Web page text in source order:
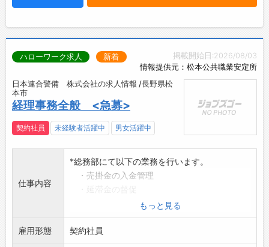
掲載開始日:2026/08/03
情報提供元：松本公共職業安定所
ハローワーク求人 新着
日本連合警備 株式会社の求人情報 /長野県松
本市
経理事務全般 <急募>
契約社員 未経験者活躍中 男女活躍中
仕事内容
*総務部にて以下の業務を行います。
・売掛金の入金管理
・銀行取引データ入力
・支払請求書仕訳
・臨時売上請求書発行
・ほか附随する業務
もっと見る
雇用形態 契約社員